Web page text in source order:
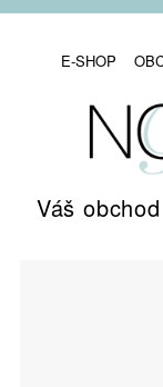
E-SHOP
Váš